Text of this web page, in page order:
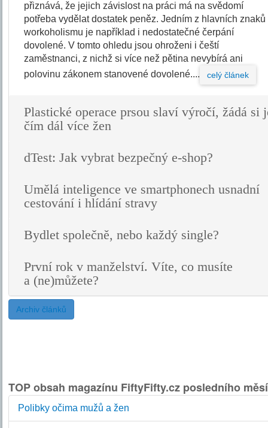
přiznává, že jejich závislost na práci má na svědomí
potřeba vydělat dostatek peněz. Jedním z hlavních znaků
workoholismu je například i nedostatečné čerpání
dovolené. V tomto ohledu jsou ohroženi i čeští
zaměstnanci, z nichž si více než pětina nevybírá ani
polovinu zákonem stanovené dovolené....
celý článek
Plastické operace prsou slaví výročí, žádá si
čím dál více žen
dTest: Jak vybrat bezpečný e-shop?
Umělá inteligence ve smartphonech usnadní
cestování i hlídání stravy
Bydlet společně, nebo každý single?
První rok v manželství. Víte, co musíte
a (ne)můžete?
Archiv článků
TOP obsah magazínu FiftyFifty.cz posledního
Polibky očima mužů a žen